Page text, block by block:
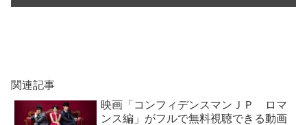
関連記事
映画「コンフィデンスマンＪＰ ロマ
ンス編」がフルで無料視聴できる動画